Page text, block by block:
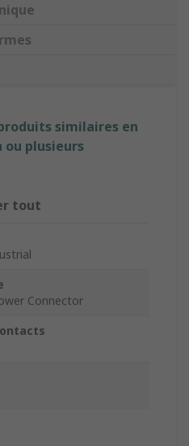
similaires en
plusieurs
tout
Connector